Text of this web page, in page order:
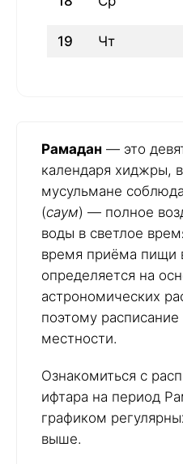
19 Чт
Рамадан — это
календаря хиджры,
мусульмане
(саум) — полное
воды в светлое
время приёма пищи
определяется на
астрономических
поэтому расписание
местности.
Ознакомиться с
ифтара на период
графиком
выше.